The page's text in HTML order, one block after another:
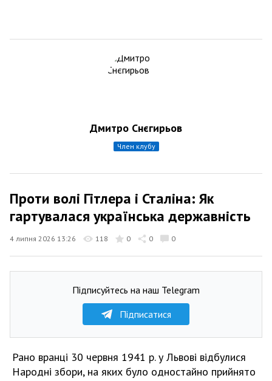
Дмитро Снєгирьов
член клубу
Проти волі Гітлера і Сталіна: Як
гартувалася українська державність
4 липня 2026 13:26 118 0 0 0
Підписуйтесь на наш Telegram
Підписатися
Рано вранці 30 червня 1941 р. у Львові відбулися
Народні збори, на яких було одностайно прийнято